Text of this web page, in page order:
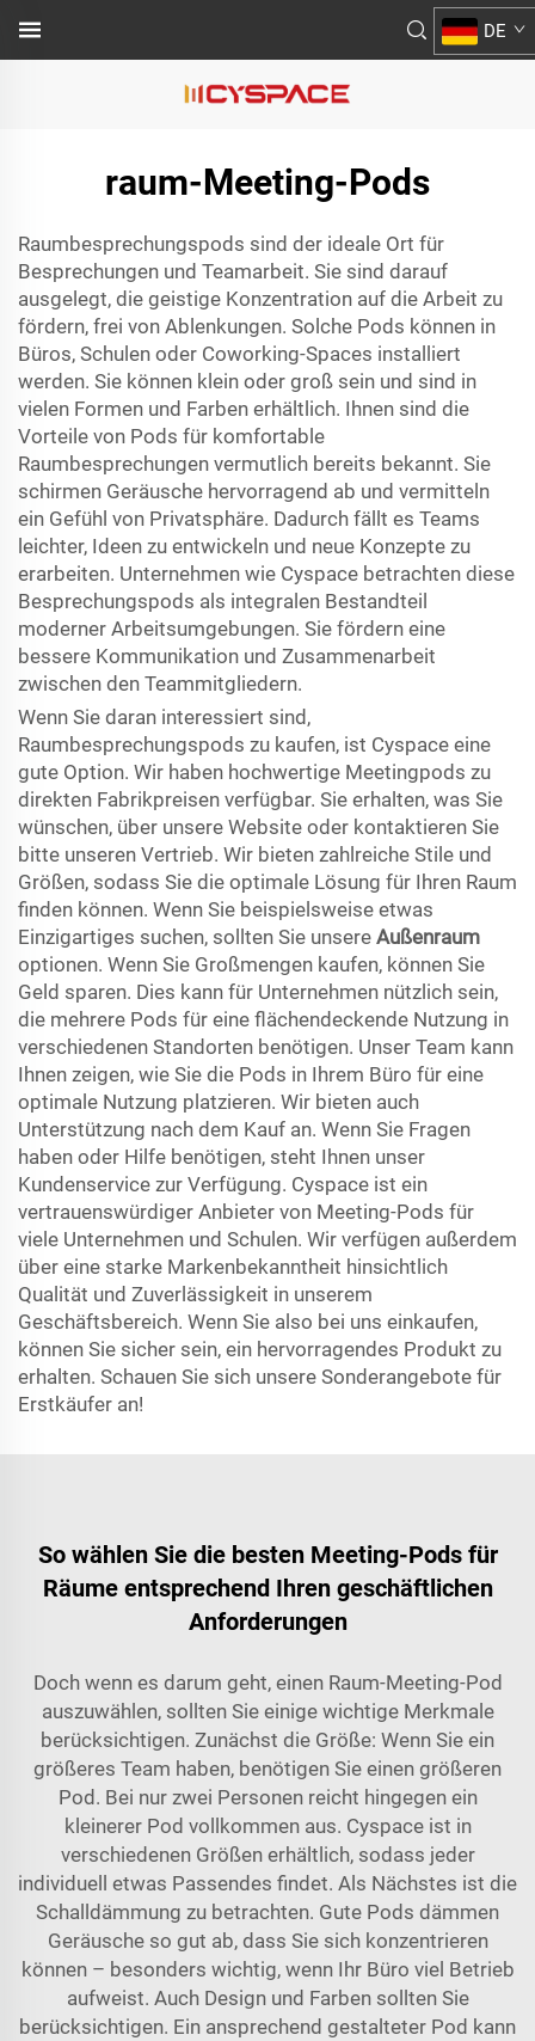
DE
raum-Meeting-Pods
Raumbesprechungspods sind der ideale Ort für
Besprechungen und Teamarbeit. Sie sind darauf
ausgelegt, die geistige Konzentration auf die Arbeit zu
fördern, frei von Ablenkungen. Solche Pods können in
Büros, Schulen oder Coworking-Spaces installiert
werden. Sie können klein oder groß sein und sind in
vielen Formen und Farben erhältlich. Ihnen sind die
Vorteile von Pods für komfortable
Raumbesprechungen vermutlich bereits bekannt. Sie
schirmen Geräusche hervorragend ab und vermitteln
ein Gefühl von Privatsphäre. Dadurch fällt es Teams
leichter, Ideen zu entwickeln und neue Konzepte zu
erarbeiten. Unternehmen wie Cyspace betrachten diese
Besprechungspods als integralen Bestandteil
moderner Arbeitsumgebungen. Sie fördern eine
bessere Kommunikation und Zusammenarbeit
zwischen den Teammitgliedern.
Wenn Sie daran interessiert sind,
Raumbesprechungspods zu kaufen, ist Cyspace eine
gute Option. Wir haben hochwertige Meetingpods zu
direkten Fabrikpreisen verfügbar. Sie erhalten, was Sie
wünschen, über unsere Website oder kontaktieren Sie
bitte unseren Vertrieb. Wir bieten zahlreiche Stile und
Größen, sodass Sie die optimale Lösung für Ihren Raum
finden können. Wenn Sie beispielsweise etwas
Einzigartiges suchen, sollten Sie unsere Außenraum
optionen. Wenn Sie Großmengen kaufen, können Sie
Geld sparen. Dies kann für Unternehmen nützlich sein,
die mehrere Pods für eine flächendeckende Nutzung in
verschiedenen Standorten benötigen. Unser Team kann
Ihnen zeigen, wie Sie die Pods in Ihrem Büro für eine
optimale Nutzung platzieren. Wir bieten auch
Unterstützung nach dem Kauf an. Wenn Sie Fragen
haben oder Hilfe benötigen, steht Ihnen unser
Kundenservice zur Verfügung. Cyspace ist ein
vertrauenswürdiger Anbieter von Meeting-Pods für
viele Unternehmen und Schulen. Wir verfügen außerdem
über eine starke Markenbekanntheit hinsichtlich
Qualität und Zuverlässigkeit in unserem
Geschäftsbereich. Wenn Sie also bei uns einkaufen,
können Sie sicher sein, ein hervorragendes Produkt zu
erhalten. Schauen Sie sich unsere Sonderangebote für
Erstkäufer an!
So wählen Sie die besten Meeting-Pods für
Räume entsprechend Ihren geschäftlichen
Anforderungen
Doch wenn es darum geht, einen Raum-Meeting-Pod
auszuwählen, sollten Sie einige wichtige Merkmale
berücksichtigen. Zunächst die Größe: Wenn Sie ein
größeres Team haben, benötigen Sie einen größeren
Pod. Bei nur zwei Personen reicht hingegen ein
kleinerer Pod vollkommen aus. Cyspace ist in
verschiedenen Größen erhältlich, sodass jeder
individuell etwas Passendes findet. Als Nächstes ist die
Schalldämmung zu betrachten. Gute Pods dämmen
Geräusche so gut ab, dass Sie sich konzentrieren
können – besonders wichtig, wenn Ihr Büro viel Betrieb
aufweist. Auch Design und Farben sollten Sie
berücksichtigen. Ein ansprechend gestalteter Pod kann